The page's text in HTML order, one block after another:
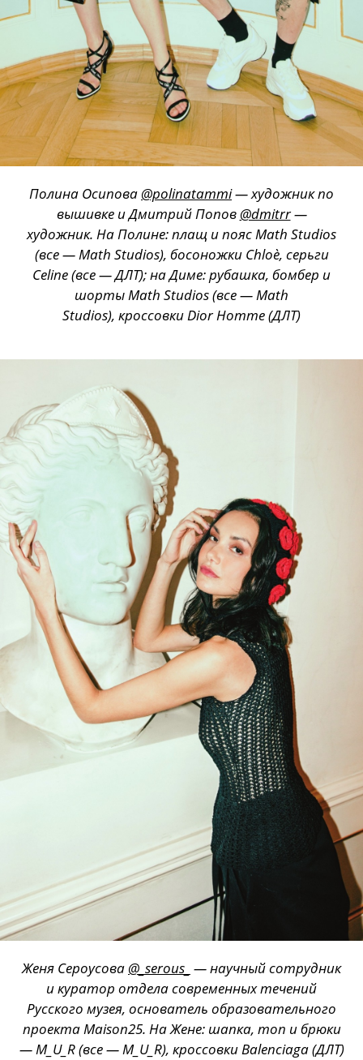
Полина Осипова @polinatammi— художник по
вышивке и Дмитрий Попов @dmitrr—
художник. На Полине: плащ и пояс Math Studios
(все — Math Studios), босоножки Chloè, серьги
Celine (все — ДЛТ); на Диме: рубашка, бомбер и
шорты Math Studios (все — Math
Studios), кроссовки Dior Homme (ДЛТ)
Женя Сероусова @_serous_ — научный сотрудник
и куратор отдела современных течений
Русского музея, основатель образовательного
проекта Maison25. На Жене: шапка, топ и брюки
— M_U_R (все — M_U_R), кроссовки Balenciaga (ДЛТ)